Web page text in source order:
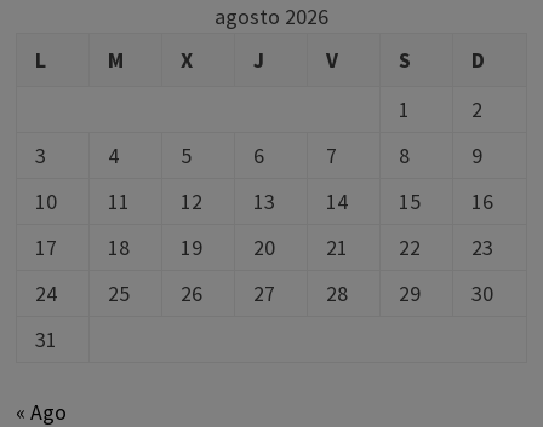
agosto 2026
L
M X J V S
D
1
2
3
4 5 6 7 8
9
10
11 12 13 14 15
16
17
18 19 20 21 22
23
24
25 26 27 28 29
30
31
« Ago